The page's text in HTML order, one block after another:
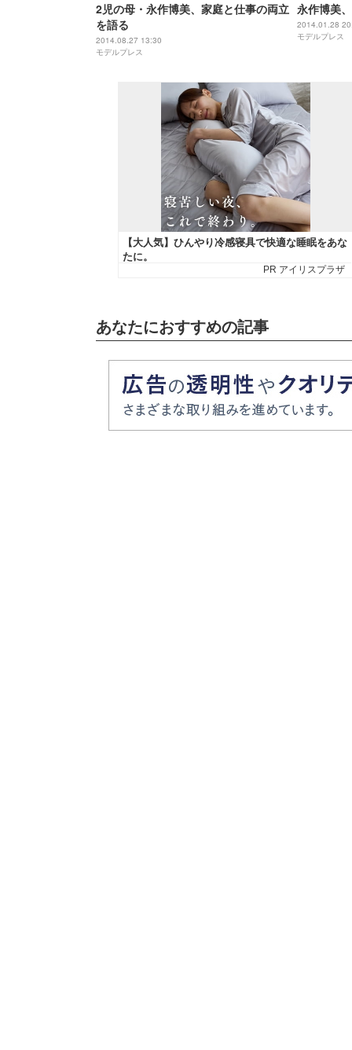
2児の母・永作博美、家庭と仕事の両立
を語る
2014.08.27 13:30
モデルプレス
永作博美
2014.01.28
モデルプレス
あなたにおすすめの記事